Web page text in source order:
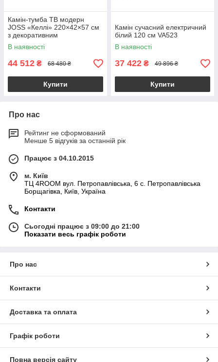
Камін-тумба ТВ модерн
JOSS «Келлі» 220×42×57 см
з декоративним
електрокаміном і стільницею
під білий мармур
В наявності
44 512 ₴ 68 480 ₴
Купити
Камін сучасний електричний
білий 120 см VA523
В наявності
37 422 ₴ 49 896 ₴
Купити
Про нас
Рейтинг не сформований
Менше 5 відгуків за останній рік
Працює з 04.10.2015
м. Київ
ТЦ 4ROOM вул. Петропавлівська, 6 с. Петропавлівська
Борщагівка, Київ, Україна
Контакти
Сьогодні працює з 09:00 до 21:00
Показати весь графік роботи
Про нас
Контакти
Доставка та оплата
Графік роботи
Повна версія сайту